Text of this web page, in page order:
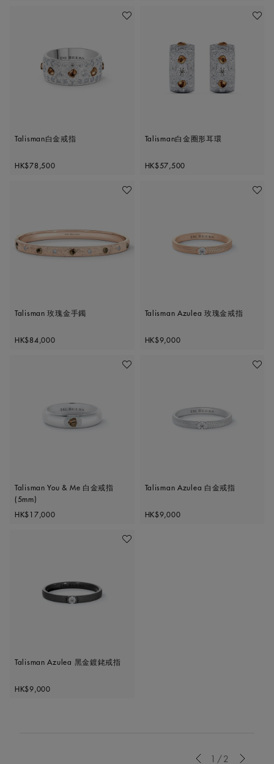
加入喜愛清單
Talisman白金戒指
Original price
HK$78,500
加入喜
Talisman白金圈形耳環
Original price
HK$57,500
加入喜愛清單
Talisman 玫瑰金手鐲
Original price
HK$84,000
加入喜
Talisman Azulea 玫瑰金戒指
Original price
HK$9,000
加入喜愛清單
Talisman You & Me 白金戒指
(5mm)
Original price
HK$17,000
加入喜
Talisman Azulea 白金戒指
Original price
HK$9,000
加入喜愛清單
Talisman Azulea 黑金鍍銠戒指
Original price
HK$9,000
1/2